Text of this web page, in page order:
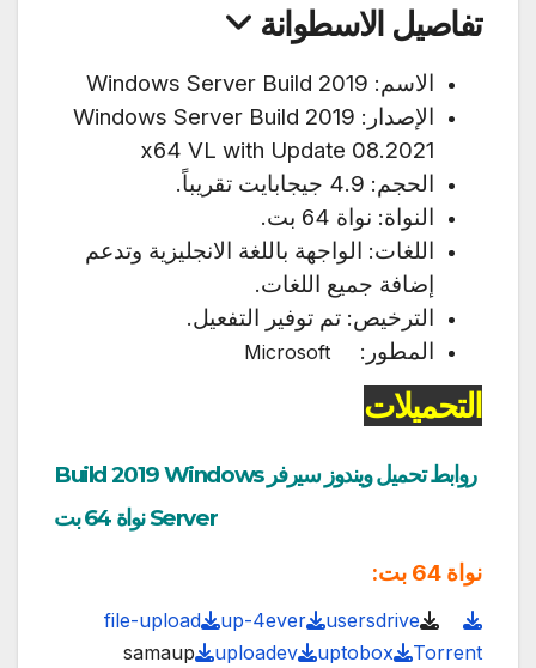
تفاصيل الاسطوانة
الاسم: Windows Server Build 2019
الإصدار: Windows Server Build 2019
x64 VL with Update 08.2021
الحجم: 4.9 جيجابايت تقريباً.
النواة: نواة 64 بت.
اللغات: الواجهة باللغة الانجليزية وتدعم
إضافة جميع اللغات.
الترخيص: تم توفير التفعيل.
المطور:
Microsoft
التحميلات
روابط تحميل ويندوز سيرفر Build 2019 Windows
Server نواة 64 بت
نواة 64 بت:
file-upload up-4ever
usersdrive
samaup
uploadev uptobox Torrent